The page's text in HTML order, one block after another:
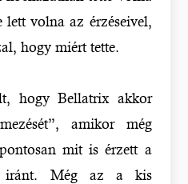
volna az érzéseivel,
hogy miért tette.
hogy Bellatrix akkor
amikor még
mit is érzett a
iránt. Még az a kis